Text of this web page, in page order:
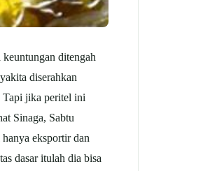
ditengah
diserahkan
Tapi jika peritel ini
Sinaga, Sabtu
eksportir dan
dasar itulah dia bisa